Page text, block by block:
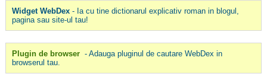
Widget WebDex- Ia cu tine dictionarul explicativ roman in blogul,
pagina sau site-ul tau!
Plugin de browser - Adauga pluginul de cautare WebDex in
browserul tau.